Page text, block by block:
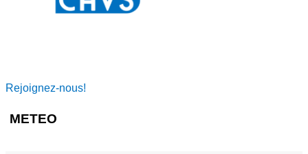
Rejoignez-nous!
METEO